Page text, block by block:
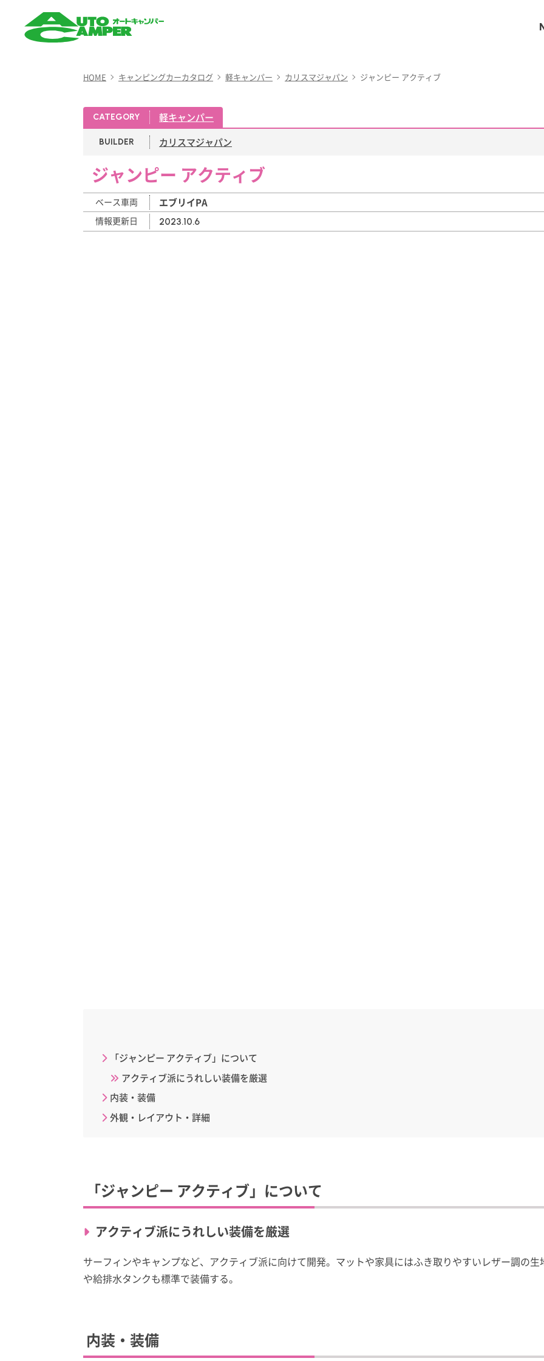
キャンパー）
HOME キャンピングカーカタログ 軽キャンパー カリスマジャパン ジャンピー アクティブ
CATEGORY 軽キャンパー
BUILDER カリスマジャパン
ジャンピー アクティブ
ベース車両 エブリイPA
情報更新日 2023.10.6
「ジャンピー アクティブ」について
アクティブ派にうれしい装備を厳選
内装・装備
外観・レイアウト・詳細
「ジャンピー アクティブ」について
アクティブ派にうれしい装備を厳選
サーフィンやキャンプなど、アクティブ派に向けて開発。マットや家具にはふき取りやすいレザー調の
や給排水タンクも標準で装備する。
内装・装備